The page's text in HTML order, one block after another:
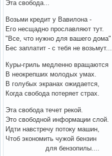
Эта свобода...
Возьми кредит у Вавилона -
Его несщадно прославляют тут.
"Все, что нужно для вашего дома"
Бес заплатит - с тебя не возьмут...
Куры-гриль медленно вращаются
В неокрепших молодых умах.
В голубых экранах ожидается,
Когда свобода потеряет страх.
Эта свобода течет рекой.
Это свободной информации слой.
Идти навстречу потоку машин,
Чтоб экономить чужой бензин
для бензопилы....